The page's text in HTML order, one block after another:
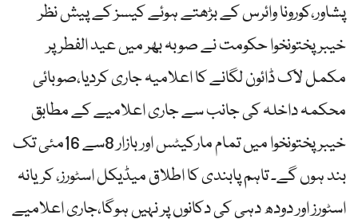
پشاور،کورونا وائرس کے بڑھتے ہوئے کیسز کے پیش نظر
خیبر پختونخوا حکومت نے صوبہ بھر میں عید الفطر پر
مکمل لاک ڈائون لگانے کا اعلامیہ جاری کردیا،صوبائی
محکمہ داخلہ کی جانب سے جاری اعلامیے کے مطابق
خیبرپختونخوا میں تمام مارکیٹس اور بازار 8سے 16مئی تک
بند ہوں گے۔ تاہم پابندی کا اطلاق میڈیکل اسٹورز، کریانہ
اسٹورز اور دودھ دہی کی دکانوں پر نہیں ہوگا،جاری اعلامیے